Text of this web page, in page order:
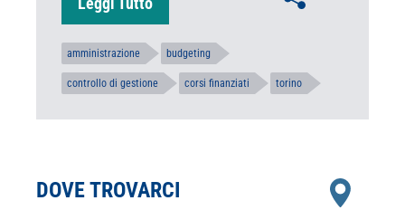
amministrazione budgeting
controllo di gestione corsi finanziati torino
DOVE TROVARCI